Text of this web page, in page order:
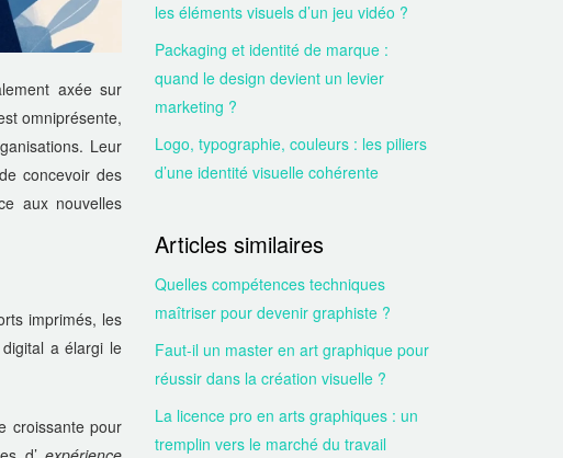
axée sur
omniprésente,
Leur
concevoir des
aux nouvelles
imprimés, les
a élargi le
croissante pour
les éléments visuels d’un jeu vidéo ?
Packaging et identité de marque :
quand le design devient un levier
marketing ?
Logo, typographie, couleurs : les piliers
d’une identité visuelle cohérente
Articles similaires
Quelles compétences techniques
maîtriser pour devenir graphiste ?
Faut-il un master en art graphique pour
réussir dans la création visuelle ?
La licence pro en arts graphiques : un
tremplin vers le marché du travail